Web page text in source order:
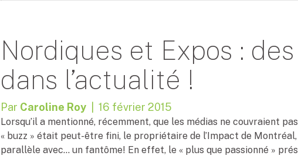
Nordiques et Expos :
dans l’actualité !
Par Caroline Roy | 16 février 2015
Lorsqu’il a mentionné, récemment, que les médias ne couvraient
« buzz » était peut-être fini, le propriétaire de l’Impact de
parallèle avec… un fantôme! En effet, le « plus que passionné »